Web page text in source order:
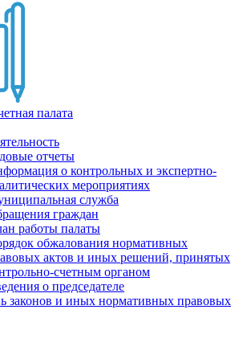
палата
отчеты
о контрольных и экспертно-
мероприятиях
служба
граждан
работы палаты
обжалования нормативных
актов и иных решений, принятых
счетным органом
о председателе
законов и иных нормативных правовых